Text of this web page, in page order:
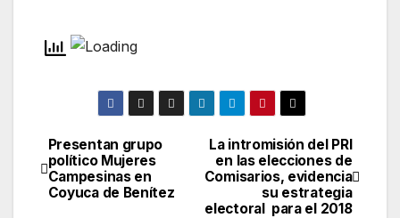
Navegación
de
La intromisión del PRI
en las elecciones de
Comisarios, evidencia
su estrategia
electoral para el 2018
Presentan grupo
político Mujeres
Campesinas en
Coyuca de Benítez